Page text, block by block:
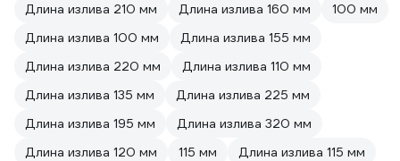
Длина излива 210 мм
Длина излива 160 мм
100 мм
Длина излива 100 мм
Длина излива 155 мм
Длина излива 220 мм
Длина излива 110 мм
Длина излива 135 мм
Длина излива 225 мм
Длина излива 195 мм
Длина излива 320 мм
Длина излива 120 мм
115 мм
Длина излива 115 мм